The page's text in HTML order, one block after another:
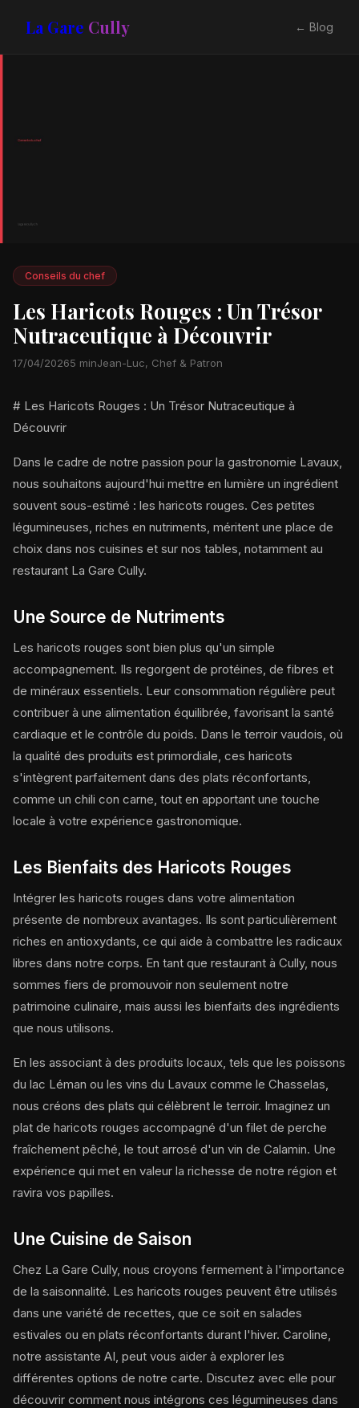
La Gare Cully ← Blog
Conseils du chef
Les Haricots Rouges : Un Trésor
Nutraceutique à Découvrir
17/04/20265 minJean-Luc, Chef & Patron
# Les Haricots Rouges : Un Trésor Nutraceutique à
Découvrir
Dans le cadre de notre passion pour la gastronomie Lavaux,
nous souhaitons aujourd'hui mettre en lumière un ingrédient
souvent sous-estimé : les haricots rouges. Ces petites
légumineuses, riches en nutriments, méritent une place de
choix dans nos cuisines et sur nos tables, notamment au
restaurant La Gare Cully.
Une Source de Nutriments
Les haricots rouges sont bien plus qu'un simple
accompagnement. Ils regorgent de protéines, de fibres et
de minéraux essentiels. Leur consommation régulière peut
contribuer à une alimentation équilibrée, favorisant la santé
cardiaque et le contrôle du poids. Dans le terroir vaudois, où
la qualité des produits est primordiale, ces haricots
s'intègrent parfaitement dans des plats réconfortants,
comme un chili con carne, tout en apportant une touche
locale à votre expérience gastronomique.
Les Bienfaits des Haricots Rouges
Intégrer les haricots rouges dans votre alimentation
présente de nombreux avantages. Ils sont particulièrement
riches en antioxydants, ce qui aide à combattre les radicaux
libres dans notre corps. En tant que restaurant à Cully, nous
sommes fiers de promouvoir non seulement notre
patrimoine culinaire, mais aussi les bienfaits des ingrédients
que nous utilisons.
En les associant à des produits locaux, tels que les poissons
du lac Léman ou les vins du Lavaux comme le Chasselas,
nous créons des plats qui célèbrent le terroir. Imaginez un
plat de haricots rouges accompagné d'un filet de perche
fraîchement pêché, le tout arrosé d'un vin de Calamin. Une
expérience qui met en valeur la richesse de notre région et
ravira vos papilles.
Une Cuisine de Saison
Chez La Gare Cully, nous croyons fermement à l'importance
de la saisonnalité. Les haricots rouges peuvent être utilisés
dans une variété de recettes, que ce soit en salades
estivales ou en plats réconfortants durant l'hiver. Caroline,
notre assistante AI, peut vous aider à explorer les
différentes options de notre carte. Discutez avec elle pour
découvrir comment nous intégrons ces légumineuses dans